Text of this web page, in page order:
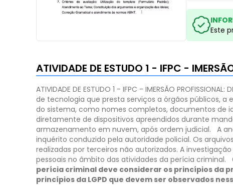
Este
ATIVIDADE DE ESTUDO 1 - IFPC -
ATIVIDADE DE ESTUDO 1 - IFPC - IMERSÃO PROFISSIONAL:
de tecnologia que presta serviços a órgãos públicos,
do sistema, como nomes completos, documentos de
diretamente de dispositivos apreendidos durante
armazenamento em nuvem, após ordem judicial.
A
inquérito conduzido pela autoridade policial. Os
realizadas por terceiros não autorizados. A
pessoais no âmbito das atividades da perícia criminal.
perícia criminal deve considerar os princípios da
princípios da LGPD que devem ser observados